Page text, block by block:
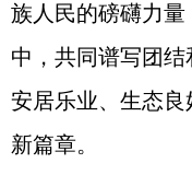
族人民的磅礴力
中，共同谱写团结
安居乐业、生态
新篇章。